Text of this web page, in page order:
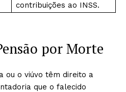
contribuições ao INSS.
por Morte
ou o viúvo têm direito a
que o falecido